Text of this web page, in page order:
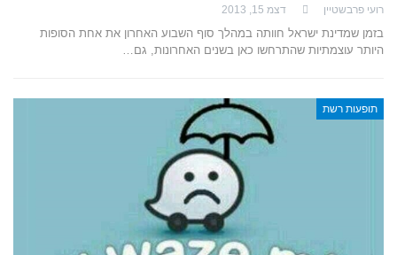
רועי פרבשטיין דצמ 15, 2013
בזמן שמדינת ישראל חוותה במהלך סוף השבוע האחרון את אחת הסופות
היותר עוצמתיות שהתרחשו כאן בשנים האחרונות, גם…
תופעות רשת